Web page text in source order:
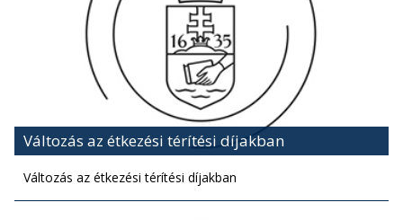
Változás az étkezési térítési díjakban
Változás az étkezési térítési díjakban